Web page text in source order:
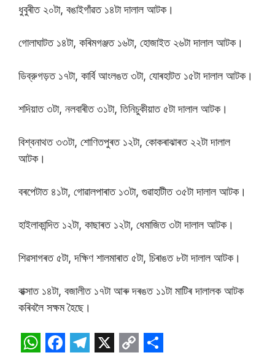
ধুবুৰীত ২০টা, বঙাইগাঁৱত ১৪টা দালাল আটক।
গোলাঘাটত ১৪টা, কৰিমগঞ্জত ১৬টা, হোজাইত ২৬টা দালাল আটক।
ডিব্রুগড়ত ১৭টা, কাৰ্বি আংলঙত ৩টা, যোৰহাটত ১৫টা দালাল আটক।
শদিয়াত ৩টা, নলবাৰীত ৩১টা, তিনিচুকীয়াত ৫টা দালাল আটক।
বিশ্বনাথত ৩৩টা, শোণিতপুৰত ১২টা, কোকৰাঝাৰত ২২টা দালাল
আটক।
বৰপেটাত ৪১টা, গোৱালপাৰাত ১৩টা, গুৱাহাটীত ৩৫টা দালাল আটক।
হাইলাকান্দিত ১২টা, কাছাৰত ১২টা, ধেমাজিত ৩টা দালাল আটক।
শিৱসাগৰত ৫টা, দক্ষিণ শালমাৰাত ৫টা, চিৰাঙত ৮টা দালাল আটক।
বাক্সাত ১৪টা, বজালীত ১৭টা আৰু দৰঙত ১১টা মাটিৰ দালালক আটক
কৰিবলৈ সক্ষম হৈছে।